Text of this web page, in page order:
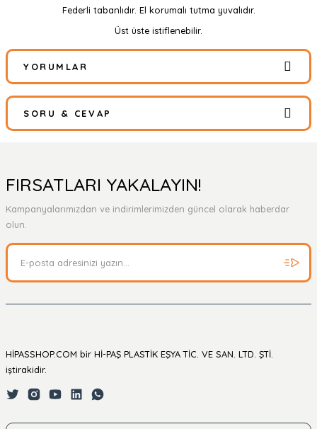
Federli tabanlıdır. El korumalı tutma yuvalıdır.
Üst üste istiflenebilir.
YORUMLAR
Bu ürüne ilk yorumu siz yapın!
SORU & CEVAP
Ürün hakkında henüz soru sorulmamış.
FIRSATLARI YAKALAYIN!
Kampanyalarımızdan ve indirimlerimizden güncel olarak haberdar
olun.
HİPASSHOP.COM bir Hİ-PAŞ PLASTİK EŞYA TİC. VE SAN. LTD. ŞTİ.
iştirakidir.